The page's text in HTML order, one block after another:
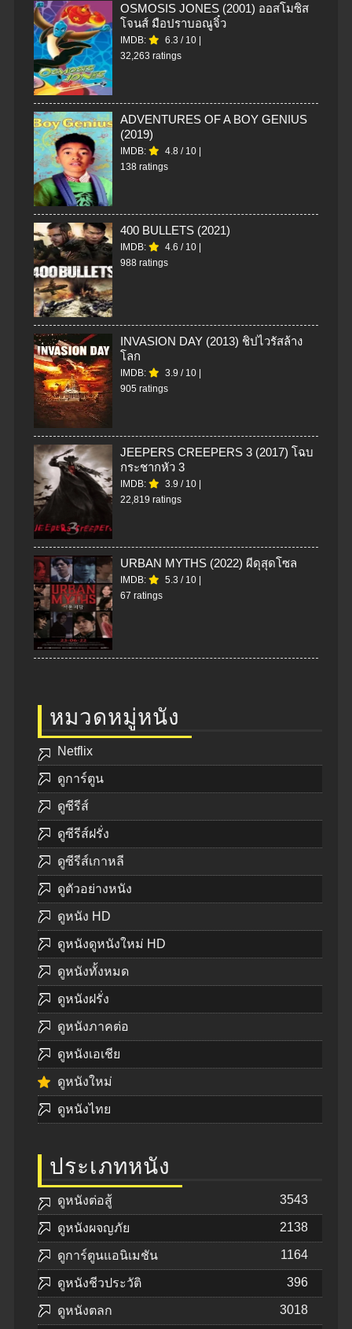
OSMOSIS JONES (2001) ออสโมซิส
โจนส์ มือปราบอณูจิ๋ว
IMDB: 6.3 / 10 |
32,263 ratings
ADVENTURES OF A BOY GENIUS
(2019)
IMDB: 4.8 / 10 |
138 ratings
400 BULLETS (2021)
IMDB: 4.6 / 10 |
988 ratings
INVASION DAY (2013) ชิปไวรัสล้าง
โลก
IMDB: 3.9 / 10 |
905 ratings
JEEPERS CREEPERS 3 (2017) โฉบ
กระชากหัว 3
IMDB: 3.9 / 10 |
22,819 ratings
URBAN MYTHS (2022) ผีดุสุดโซล
IMDB: 5.3 / 10 |
67 ratings
หมวดหมู่หนัง
Netflix
ดูการ์ตูน
ดูซีรีส์
ดูซีรีส์ฝรั่ง
ดูซีรีส์เกาหลี
ดูตัวอย่างหนัง
ดูหนัง HD
ดูหนังดูหนังใหม่ HD
ดูหนังทั้งหมด
ดูหนังฝรั่ง
ดูหนังภาคต่อ
ดูหนังเอเชีย
ดูหนังใหม่
ดูหนังไทย
ประเภทหนัง
ดูหนังต่อสู้ 3543
ดูหนังผจญภัย 2138
ดูการ์ตูนแอนิเมชัน 1164
ดูหนังชีวประวัติ 396
ดูหนังตลก 3018